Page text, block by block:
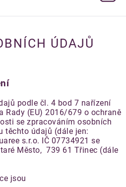
ÚDAJŮ
podle čl. 4 bod 7 nařízení
Rady (EU) 2016/679 o ochraně
se zpracováním osobních
těchto údajů (dále jen:
s.r.o. IČ 07734921 se
Město, 739 61 Třinec (dále
jsou